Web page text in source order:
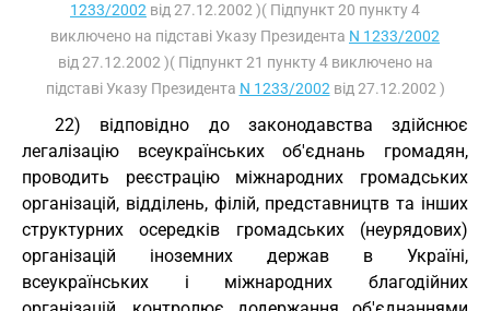
1233/2002 від 27.12.2002 )( Підпункт 20 пункту 4
виключено на підставі Указу Президента N 1233/2002
від 27.12.2002 )( Підпункт 21 пункту 4 виключено на
підставі Указу Президента N 1233/2002 від 27.12.2002 )
22) відповідно до законодавства здійснює
легалізацію всеукраїнських об'єднань громадян,
проводить реєстрацію міжнародних громадських
організацій, відділень, філій, представництв та інших
структурних осередків громадських (неурядових)
організацій іноземних держав в Україні,
всеукраїнських і міжнародних благодійних